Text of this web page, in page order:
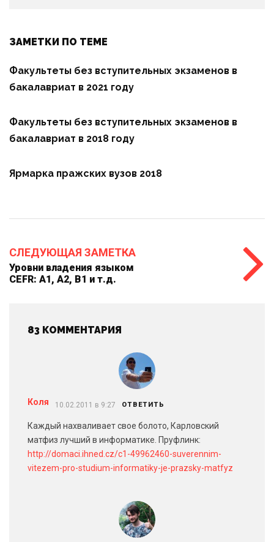
ЗАМЕТКИ ПО ТЕМЕ
Факультеты без вступительных экзаменов в
бакалавриат в 2021 году
Факультеты без вступительных экзаменов в
бакалавриат в 2018 году
Ярмарка пражских вузов 2018
СЛЕДУЮЩАЯ ЗАМЕТКА
Уровни владения языком
CEFR: A1, A2, B1 и т.д.
83 КОММЕНТАРИЯ
Коля 10.02.2011 в 9:27 ОТВЕТИТЬ
Каждый нахваливает свое болото, Карловский
матфиз лучший в информатике. Пруфлинк:
http://domaci.ihned.cz/c1-49962460-suverennim-
vitezem-pro-studium-informatiky-je-prazsky-matfyz